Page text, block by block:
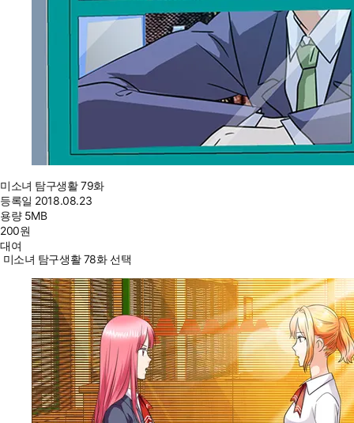
미소녀 탐구생활 79화
등록일 2018.08.23
용량 5MB
200원
대여
미소녀 탐구생활 78화 선택